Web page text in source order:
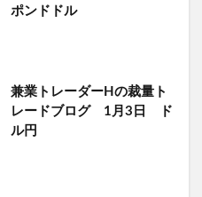
ポンドドル
兼業トレーダーHの裁量ト
レードブログ 1月3日 ド
ル円